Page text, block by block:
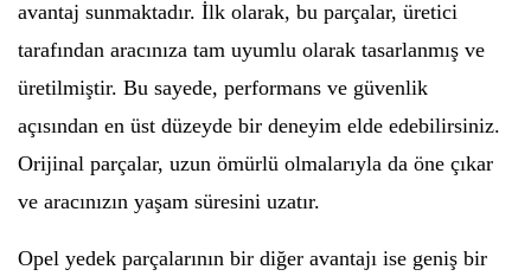
avantaj sunmaktadır. İlk olarak, bu parçalar, üretici
tarafından aracınıza tam uyumlu olarak tasarlanmış ve
üretilmiştir. Bu sayede, performans ve güvenlik
açısından en üst düzeyde bir deneyim elde edebilirsiniz.
Orijinal parçalar, uzun ömürlü olmalarıyla da öne çıkar
ve aracınızın yaşam süresini uzatır.
Opel yedek parçalarının bir diğer avantajı ise geniş bir